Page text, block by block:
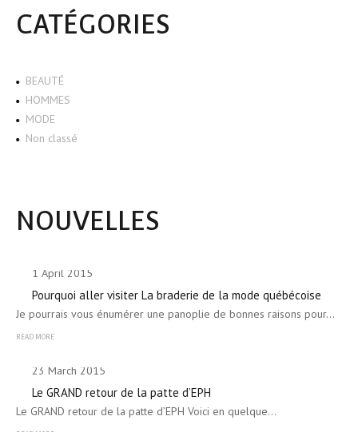
CATÉGORIES
BEAUTÉ
HOMMES
MODE
Non classé
NOUVELLES
1 April 2015
Pourquoi aller visiter La braderie de la mode québécoise
Je pourrais vous énumérer une panoplie de bonnes raisons pour…
READ MORE
23 March 2015
Le GRAND retour de la patte d’EPH
Le GRAND retour de la patte d’EPH Voici en quelque…